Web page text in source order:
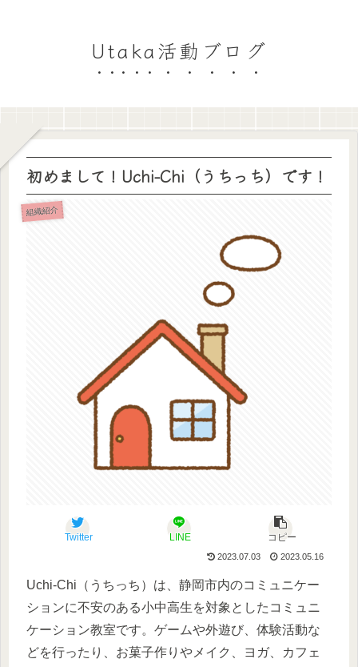
Utaka活動ブログ
初めまして！Uchi-Chi（うちっち）です！
組織紹介
Twitter LINE コピー
2023.07.03 2023.05.16
Uchi-Chi（うちっち）は、静岡市内のコミュニケー
ションに不安のある小中高生を対象としたコミュニ
ケーション教室です。ゲームや外遊び、体験活動な
どを行ったり、お菓子作りやメイク、ヨガ、カフェ